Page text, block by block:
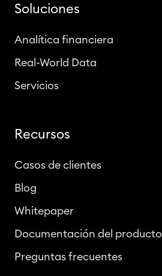
Soluciones
Analítica financiera
Real-World Data
Servicios
Recursos
Casos de clientes
Blog
Whitepaper
Documentación del producto
Preguntas frecuentes